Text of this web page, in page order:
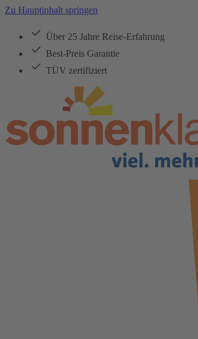
Zu Hauptinhalt springen
Über 25 Jahre Reise-Erfahrung
Best-Preis Garantie
TÜV zertifiziert